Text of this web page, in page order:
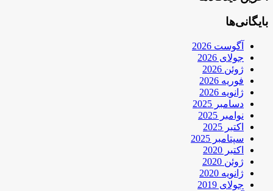
بایگانی‌ها
آگوست 2026
جولای 2026
ژوئن 2026
فوریه 2026
ژانویه 2026
دسامبر 2025
نوامبر 2025
اکتبر 2025
سپتامبر 2025
اکتبر 2020
ژوئن 2020
ژانویه 2020
جولای 2019